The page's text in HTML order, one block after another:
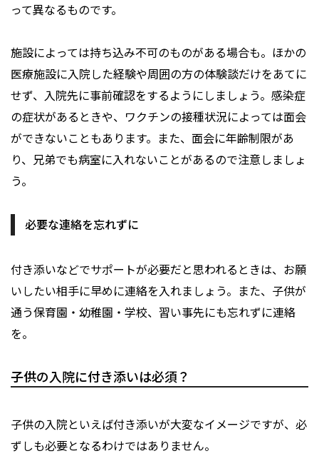
って異なるものです。
施設によっては持ち込み不可のものがある場合も。ほかの
医療施設に入院した経験や周囲の方の体験談だけをあてに
せず、入院先に事前確認をするようにしましょう。感染症
の症状があるときや、ワクチンの接種状況によっては面会
ができないこともあります。また、面会に年齢制限があ
り、兄弟でも病室に入れないことがあるので注意しましょ
う。
必要な連絡を忘れずに
付き添いなどでサポートが必要だと思われるときは、お願
いしたい相手に早めに連絡を入れましょう。また、子供が
通う保育園・幼稚園・学校、習い事先にも忘れずに連絡
を。
子供の入院に付き添いは必須？
子供の入院といえば付き添いが大変なイメージですが、必
ずしも必要となるわけではありません。